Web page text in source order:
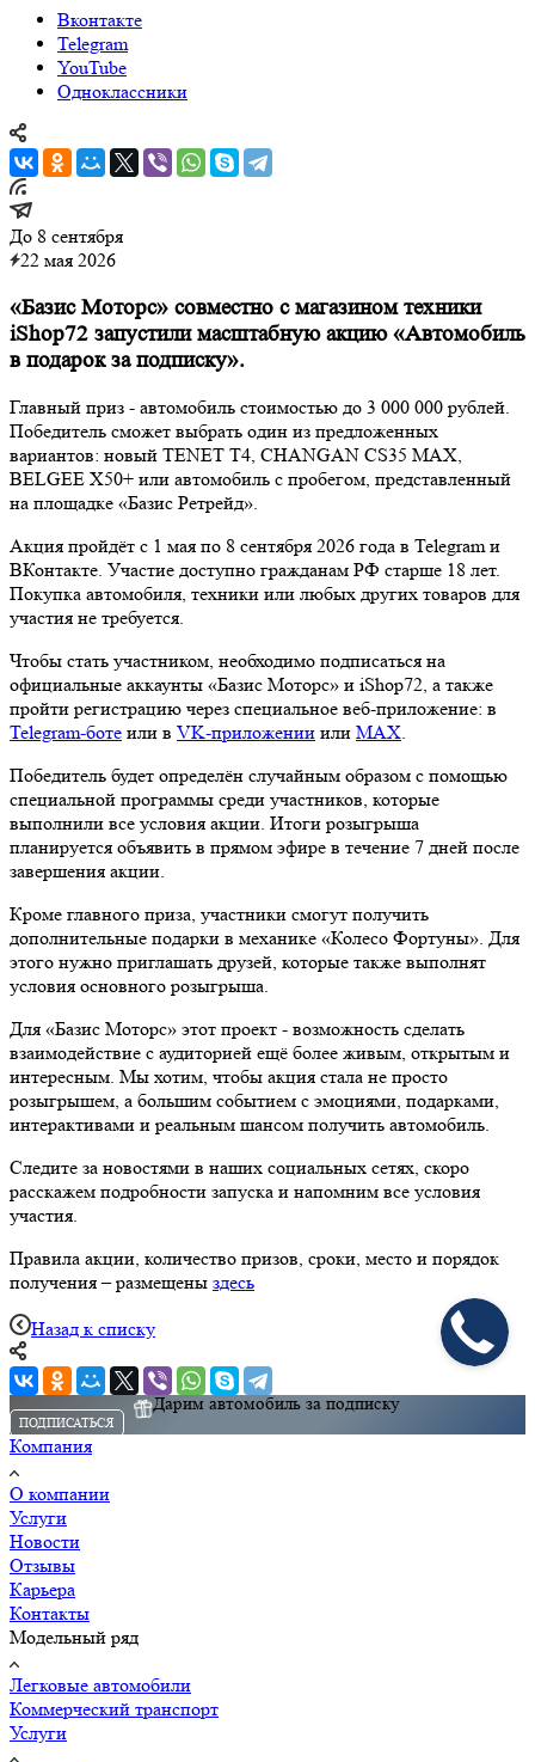
Вконтакте
Telegram
YouTube
Одноклассники
До 8 сентября
22 мая 2026
«Базис Моторс» совместно с магазином техники
iShop72 запустили масштабную акцию «Автомобиль
в подарок за подписку».
Главный приз - автомобиль стоимостью до 3 000 000 рублей.
Победитель сможет выбрать один из предложенных
вариантов: новый TENET T4, CHANGAN CS35 MAX,
BELGEE X50+ или автомобиль с пробегом, представленный
на площадке «Базис Ретрейд».
Акция пройдёт с 1 мая по 8 сентября 2026 года в Telegram и
ВКонтакте. Участие доступно гражданам РФ старше 18 лет.
Покупка автомобиля, техники или любых других товаров для
участия не требуется.
Чтобы стать участником, необходимо подписаться на
официальные аккаунты «Базис Моторс» и iShop72, а также
пройти регистрацию через специальное веб-приложение: в
Telegram-боте или в VK-приложении или MAX.
Победитель будет определён случайным образом с помощью
специальной программы среди участников, которые
выполнили все условия акции. Итоги розыгрыша
планируется объявить в прямом эфире в течение 7 дней после
завершения акции.
Кроме главного приза, участники смогут получить
дополнительные подарки в механике «Колесо Фортуны». Для
этого нужно приглашать друзей, которые также выполнят
условия основного розыгрыша.
Для «Базис Моторс» этот проект - возможность сделать
взаимодействие с аудиторией ещё более живым, открытым и
интересным. Мы хотим, чтобы акция стала не просто
розыгрышем, а большим событием с эмоциями, подарками,
интерактивами и реальным шансом получить автомобиль.
Следите за новостями в наших социальных сетях, скоро
расскажем подробности запуска и напомним все условия
участия.
Правила акции, количество призов, сроки, место и порядок
получения – размещены здесь
Назад к списку
Дарим автомобиль за подписку
ПОДПИСАТЬСЯ
Компания
О компании
Услуги
Новости
Отзывы
Карьера
Контакты
Модельный ряд
Легковые автомобили
Коммерческий транспорт
Услуги